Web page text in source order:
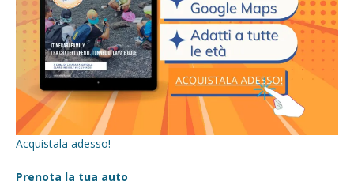
Acquistala adesso!
Prenota la tua auto